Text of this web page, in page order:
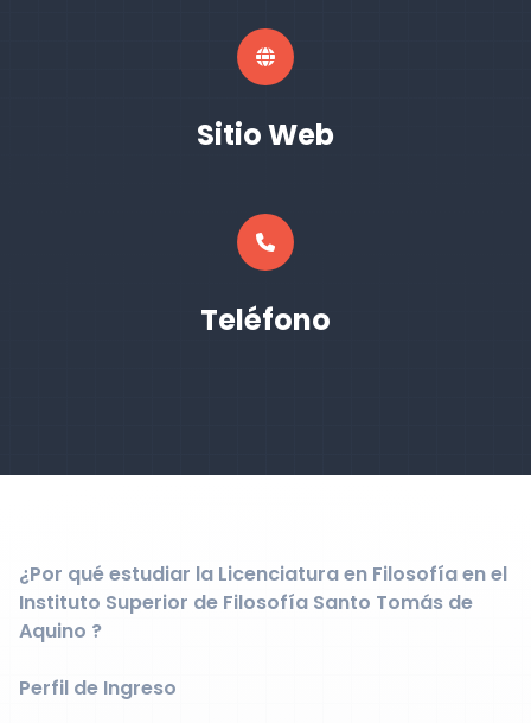
Sitio Web
Teléfono
¿Por qué estudiar la Licenciatura en Filosofía en el
Instituto Superior de Filosofía Santo Tomás de
Aquino ?
Perfil de Ingreso